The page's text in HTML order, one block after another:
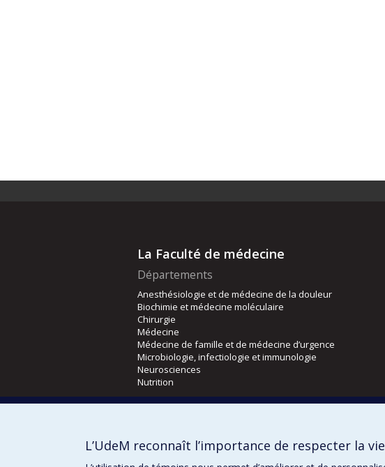
La Faculté de médecine
Départements
Anesthésiologie et de médecine de la douleur
Biochimie et médecine moléculaire
Chirurgie
Médecine
Médecine de famille et de médecine d’urgence
Microbiologie, infectiologie et immunologie
Neurosciences
Nutrition
Orthophonie et audiologie
L’UdeM reconnaît l’importance de respecter la